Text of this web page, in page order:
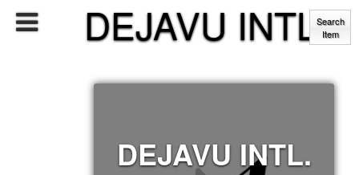
DEJAVU INTL.
DEJAVU INTL.
Search
Item